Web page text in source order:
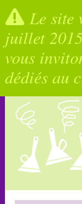
Le site
juillet
vous
dédiés au